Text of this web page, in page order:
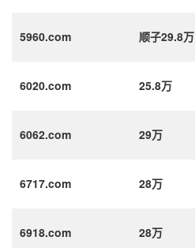
5960.com 顺子29.8万
6020.com 25.8万
6062.com 29万
6717.com 28万
6918.com 28万